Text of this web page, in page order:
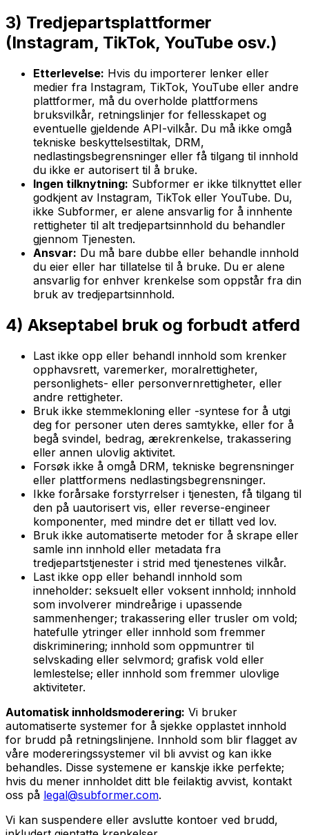
3) Tredjepartsplattformer
(Instagram, TikTok, YouTube osv.)
Etterlevelse: Hvis du importerer lenker eller
medier fra Instagram, TikTok, YouTube eller andre
plattformer, må du overholde plattformens
bruksvilkår, retningslinjer for fellesskapet og
eventuelle gjeldende API-vilkår. Du må ikke omgå
tekniske beskyttelsestiltak, DRM,
nedlastingsbegrensninger eller få tilgang til innhold
du ikke er autorisert til å bruke.
Ingen tilknytning: Subformer er ikke tilknyttet eller
godkjent av Instagram, TikTok eller YouTube. Du,
ikke Subformer, er alene ansvarlig for å innhente
rettigheter til alt tredjepartsinnhold du behandler
gjennom Tjenesten.
Ansvar: Du må bare dubbe eller behandle innhold
du eier eller har tillatelse til å bruke. Du er alene
ansvarlig for enhver krenkelse som oppstår fra din
bruk av tredjepartsinnhold.
4) Akseptabel bruk og forbudt atferd
Last ikke opp eller behandl innhold som krenker
opphavsrett, varemerker, moralrettigheter,
personlighets- eller personvernrettigheter, eller
andre rettigheter.
Bruk ikke stemmekloning eller -syntese for å utgi
deg for personer uten deres samtykke, eller for å
begå svindel, bedrag, ærekrenkelse, trakassering
eller annen ulovlig aktivitet.
Forsøk ikke å omgå DRM, tekniske begrensninger
eller plattformens nedlastingsbegrensninger.
Ikke forårsake forstyrrelser i tjenesten, få tilgang til
den på uautorisert vis, eller reverse-engineer
komponenter, med mindre det er tillatt ved lov.
Bruk ikke automatiserte metoder for å skrape eller
samle inn innhold eller metadata fra
tredjepartstjenester i strid med tjenestenes vilkår.
Last ikke opp eller behandl innhold som
inneholder: seksuelt eller voksent innhold; innhold
som involverer mindreårige i upassende
sammenhenger; trakassering eller trusler om vold;
hatefulle ytringer eller innhold som fremmer
diskriminering; innhold som oppmuntrer til
selvskading eller selvmord; grafisk vold eller
lemlestelse; eller innhold som fremmer ulovlige
aktiviteter.
Automatisk innholdsmoderering: Vi bruker
automatiserte systemer for å sjekke opplastet innhold
for brudd på retningslinjene. Innhold som blir flagget av
våre modereringssystemer vil bli avvist og kan ikke
behandles. Disse systemene er kanskje ikke perfekte;
hvis du mener innholdet ditt ble feilaktig avvist, kontakt
oss på legal@subformer.com.
Vi kan suspendere eller avslutte kontoer ved brudd,